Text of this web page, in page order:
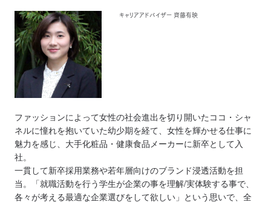
キャリアアドバイザー 齊藤有映
ファッションによって女性の社会進出を切り開いたココ・シャ
ネルに憧れを抱いていた幼少期を経て、女性を輝かせる仕事に
魅力を感じ、大手化粧品・健康食品メーカーに新卒として入
社。
一貫して新卒採用業務や若年層向けのブランド浸透活動を担
当。「就職活動を行う学生が企業の事を理解/実体験する事で、
各々が考える最適な企業選びをして欲しい」という思いで、全